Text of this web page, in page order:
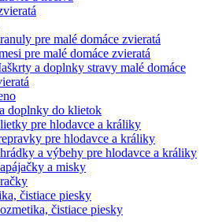
pre malé domáce zvieratá
pre malé domáce zvieratá
a doplnky stravy malé domáce
doplnky do klietok
pre hlodavce a králiky
pre hlodavce a králiky
a výbehy pre hlodavce a králiky
a misky
čistiace piesky
čistiace piesky